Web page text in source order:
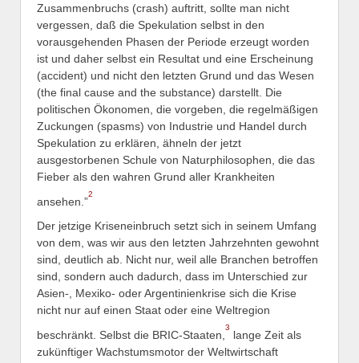
Zusammenbruchs (crash) auftritt, sollte man nicht
vergessen, daß die Spekulation selbst in den
vorausgehenden Phasen der Periode erzeugt worden
ist und daher selbst ein Resultat und eine Erscheinung
(accident) und nicht den letzten Grund und das Wesen
(the final cause and the substance) darstellt. Die
politischen Ökonomen, die vorgeben, die regelmäßigen
Zuckungen (spasms) von Industrie und Handel durch
Spekulation zu erklären, ähneln der jetzt
ausgestorbenen Schule von Naturphilosophen, die das
Fieber als den wahren Grund aller Krankheiten
ansehen.”
2
Der jetzige Kriseneinbruch setzt sich in seinem Umfang
von dem, was wir aus den letzten Jahrzehnten gewohnt
sind, deutlich ab. Nicht nur, weil alle Branchen betroffen
sind, sondern auch dadurch, dass im Unterschied zur
Asien-, Mexiko- oder Argentinienkrise sich die Krise
nicht nur auf einen Staat oder eine Weltregion
beschränkt. Selbst die BRIC-Staaten,
3
lange Zeit als
zukünftiger Wachstumsmotor der Weltwirtschaft